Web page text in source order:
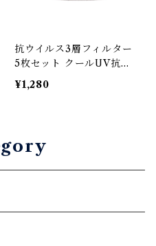
抗ウイルス3層フィルター
5枚セット クールUV抗菌
マスク用(CIT-MAK1E)
¥1,280